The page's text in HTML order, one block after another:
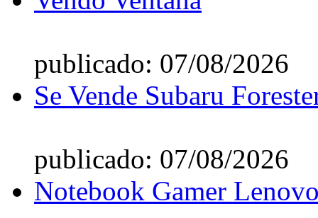
publicado: 07/08/2026
Se Vende Subaru
publicado: 07/08/2026
Notebook Gamer